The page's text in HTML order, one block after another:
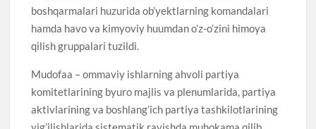
boshqarmalari huzurida ob’yektlarning komandalari
hamda havo va kimyoviy huumdan o’z-o’zini himoya
qilish gruppalari tuzildi.
Mudofaa – ommaviy ishlarning ahvoli partiya
komitetlarining byuro majlis va plenumlarida, partiya
aktivlarining va boshlang’ich partiya tashkilotlarining